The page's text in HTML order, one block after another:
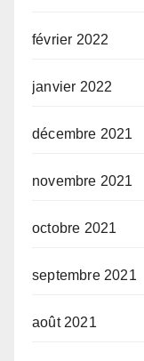
février 2022
janvier 2022
décembre 2021
novembre 2021
octobre 2021
septembre 2021
août 2021